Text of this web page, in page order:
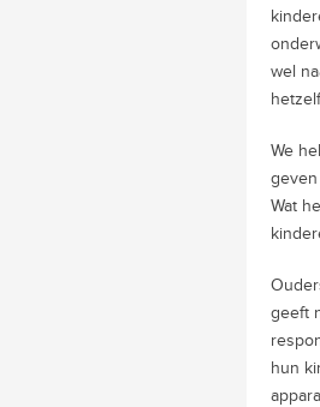
wel
We
Wat
geeft
hun